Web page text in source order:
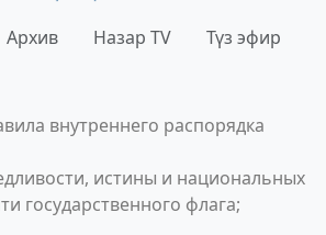
Архив Назар TV Түз эфир
внутреннего распорядка
истины и национальных
государственного флага;